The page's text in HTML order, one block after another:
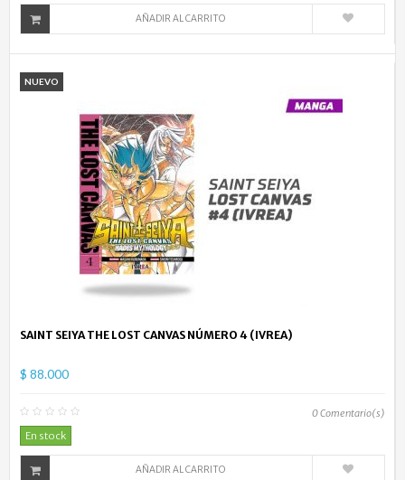
AÑADIR AL CARRITO
NUEVO
SAINT SEIYA THE LOST CANVAS NÚMERO 4 (IVREA)
$ 88.000
0Comentario(s)
En stock
AÑADIR AL CARRITO